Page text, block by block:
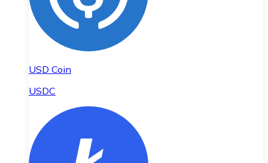
USD Coin
USDC